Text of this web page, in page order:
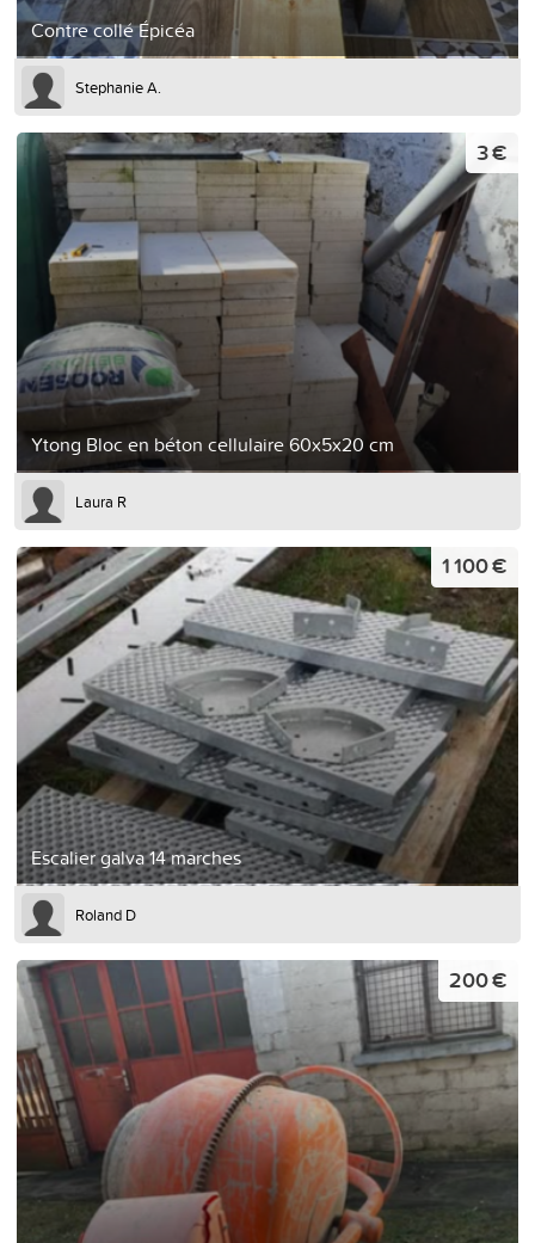
Contre collé Épicéa
Stephanie A.
Ytong Bloc en béton cellulaire 60x5x20 cm
3 €
Laura R
Escalier galva 14 marches
1 100 €
Roland D
200 €